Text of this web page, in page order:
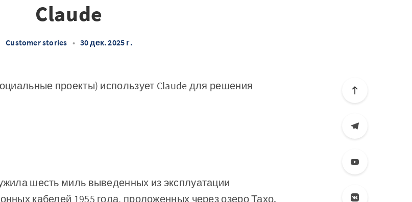
Claude
Customer stories • 30 дек. 2025 г.
проекты) использует Claude для решения
шесть миль выведенных из эксплуатации
кабелей 1955 года, проложенных через озеро Тахо.